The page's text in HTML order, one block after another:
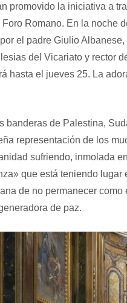
promovido la iniciativa a
Romano. En la noche
el padre Giulio
del Vicariato y rector
hasta el jueves 25. La
banderas de Palestina,
representación de los
sufriendo, inmolada
que está teniendo
de no permanecer
de paz.